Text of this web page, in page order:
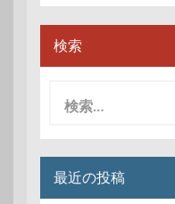
検索
最近の投稿